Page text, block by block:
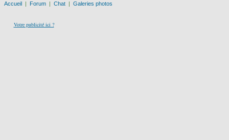
Accueil | Forum | Chat | Galeries photos
Votre publicité ici ?